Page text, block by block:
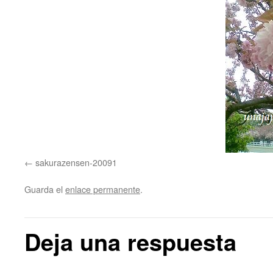
sakurazensen-20091
Guarda el enlace permanente.
Deja una respuesta